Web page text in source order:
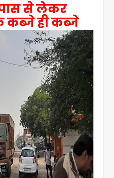
से लेकर
ही कब्जे